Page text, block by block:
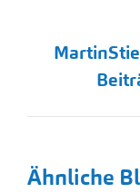
Ähnliche